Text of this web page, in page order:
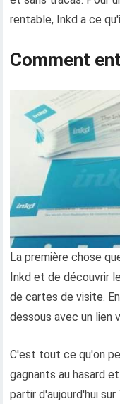
rentable, Inkd a ce
Comment
La première chose
Inkd et de découvrir
de cartes de visite.
dessous avec un lien
C'est tout ce qu'on
gagnants au hasard
partir d'aujourd'hui